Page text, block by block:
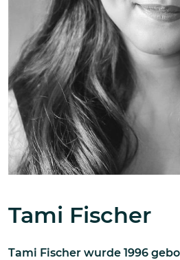
Tami Fischer
Tami Fischer wurde 1996